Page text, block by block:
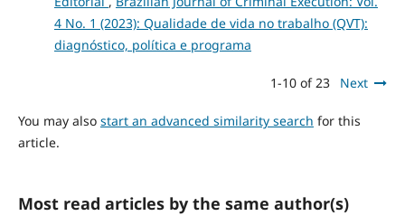
4 No. 1 (2023): Qualidade de vida no trabalho (QVT):
diagnóstico, política e programa
1-10 of 23 Next
You may also start an advanced similarity search for this
article.
Most read articles by the same author(s)